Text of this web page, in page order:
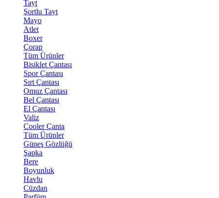
Tayt
Şortlu Tayt
Mayo
Atlet
Boxer
Çorap
Tüm Ürünler
Bisiklet Çantası
Spor Çantası
Sırt Çantası
Omuz Çantası
Bel Çantası
El Çantası
Valiz
Cooler Çanta
Tüm Ürünler
Güneş Gözlüğü
Şapka
Bere
Boyunluk
Havlu
Cüzdan